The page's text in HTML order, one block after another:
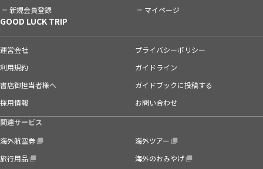
新規会員登録 マイページ
GOOD LUCK TRIP
運営会社
プライバシーポリシー
利用規約
ガイドライン
書店御担当者様へ
ガイドブックに投稿する
採用情報
お問い合わせ
関連サービス
海外航空券
海外ツアー
旅行用品
海外のおみやげ